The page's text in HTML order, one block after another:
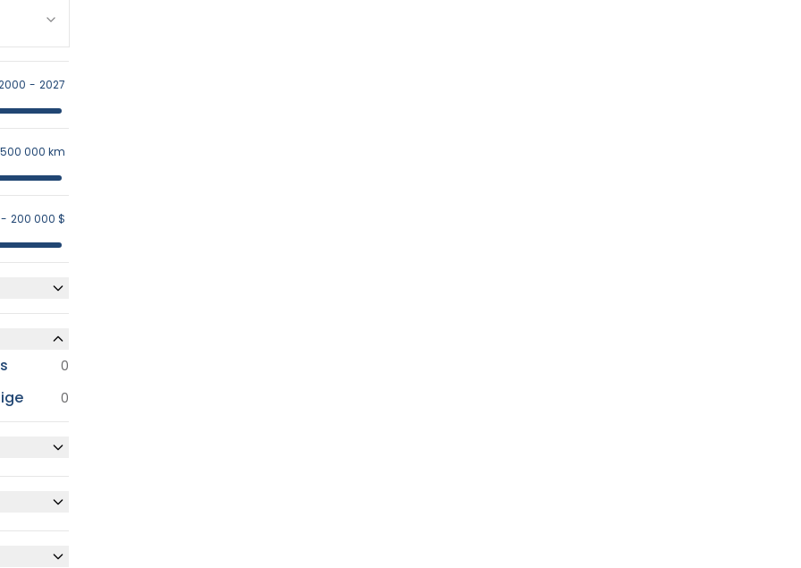
- 2027
500 000 km
- 200 000 $
0
0